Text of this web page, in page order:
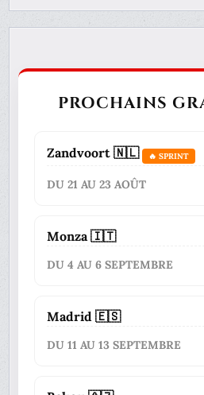
PROCHAINS
Zandvoort 🇳🇱 🔥 SPRINT
DU 21 AU 23 AOÛT
Monza 🇮🇹
DU 4 AU 6 SEPTEMBRE
Madrid 🇪🇸
DU 11 AU 13 SEPTEMBRE